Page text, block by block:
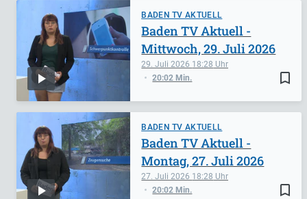
BADEN TV AKTUELL
bookmark_border
29. Juli 2026 18:28
20:02 Min.
Baden TV Aktuell -
Mittwoch, 29. Juli 2026
BADEN TV AKTUELL
bookmark_border
27. Juli 2026 18:28
20:02 Min.
Baden TV Aktuell -
Montag, 27. Juli 2026